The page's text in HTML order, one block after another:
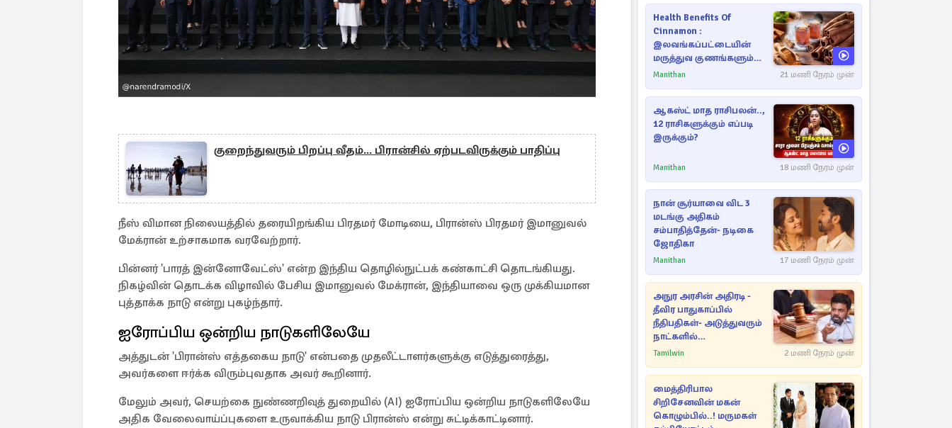
குறைந்துவரும் பிறப்பு வீதம்... பிரான்சில் ஏற்படவிருக்கும் பாதிப்பு
நீஸ் விமான நிலையத்தில் தரையிறங்கிய பிரதமர் மோடியை, பிரான்ஸ் பிரதமர் இமானுவல்
மேக்ரான் உற்சாகமாக வரவேற்றார்.
பின்னர் 'பாரத் இன்னோவேட்ஸ்' என்ற இந்திய தொழில்நுட்பக் கண்காட்சி தொடங்கியது.
நிகழ்வின் தொடக்க விழாவில் பேசிய இமானுவல் மேக்ரான், இந்தியாவை ஒரு முக்கியமான
புத்தாக்க நாடு என்று புகழ்ந்தார்.
ஐரோப்பிய ஒன்றிய நாடுகளிலேயே
அத்துடன் 'பிரான்ஸ் எத்தகைய நாடு' என்பதை முதலீட்டாளர்களுக்கு எடுத்துரைத்து,
அவர்களை ஈர்க்க விரும்புவதாக அவர் கூறினார்.
மேலும் அவர், செயற்கை நுண்ணறிவுத் துறையில் (AI) ஐரோப்பிய ஒன்றிய நாடுகளிலேயே
அதிக வேலைவாய்ப்புகளை உருவாக்கிய நாடு பிரான்ஸ் என்று சுட்டிக்காட்டினார்.
Health Benefits Of
Cinnamon :
இலவங்கப்பட்டையின்
மருத்துவ குணங்களும்
ஆரோக்கிய
Manithan 21 மணி நேரம் முன்
ஆகஸ்ட் மாத ராசிபலன்..,
12 ராசிகளுக்கும் எப்படி
இருக்கும்?
Manithan 18 மணி நேரம் முன்
நான் சூர்யாவை விட 3
மடங்கு அதிகம்
சம்பாதித்தேன்- நடிகை
ஜோதிகா
Manithan 17 மணி நேரம் முன்
அநுர அரசின் அதிரடி -
தீவிர பாதுகாப்பில்
நீதிபதிகள்- அடுத்துவரும்
நாட்களில்
அம்பலமாகவுள்ள ரகசியம்
Tamilwin 2 மணி நேரம் முன்
மைத்திரிபால
சிறிசேனவின் மகன்
கொழும்பில்..! மருமகள்